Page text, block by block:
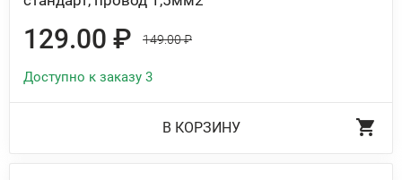
129.00 ₽ 149.00 ₽
Доступно к заказу 3
В КОРЗИНУ